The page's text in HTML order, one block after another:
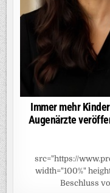
Immer mehr
Augenärzte
src="https://
width="100%"
Beschluss